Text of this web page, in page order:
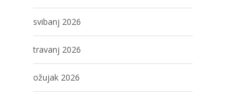
svibanj 2026
travanj 2026
ožujak 2026